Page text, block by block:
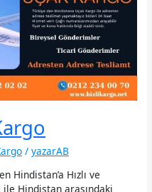
/yazarAB
Hindistan’a Hızlı ve
Hindistan arasındaki